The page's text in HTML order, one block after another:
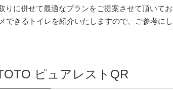
りに併せて最適なプランをご提案させて頂いてお
できるトイレを紹介いたしますので、ご参考にし
ピュアレストQR